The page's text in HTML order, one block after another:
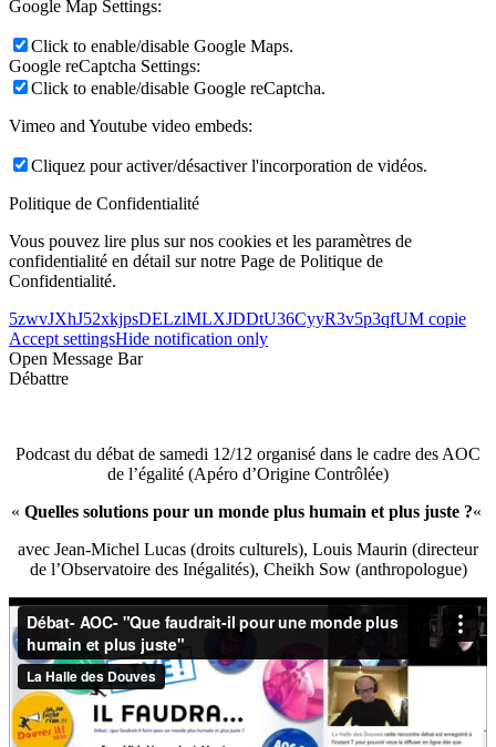
Google Map Settings:
Click to enable/disable Google Maps.
Google reCaptcha Settings:
Click to enable/disable Google reCaptcha.
Vimeo and Youtube video embeds:
Cliquez pour activer/désactiver l'incorporation de vidéos.
Politique de Confidentialité
Vous pouvez lire plus sur nos cookies et les paramètres de
confidentialité en détail sur notre Page de Politique de
Confidentialité.
5zwvJXhJ52xkjpsDELzlMLXJDDtU36CyyR3v5p3qfUM copie
Accept settingsHide notification only
Open Message Bar
Débattre
Podcast du débat de samedi 12/12 organisé dans le cadre des AOC
de l’égalité (Apéro d’Origine Contrôlée)
« Quelles solutions pour un monde plus humain et plus juste ?«
avec Jean-Michel Lucas (droits culturels), Louis Maurin (directeur
de l’Observatoire des Inégalités), Cheikh Sow (anthropologue)